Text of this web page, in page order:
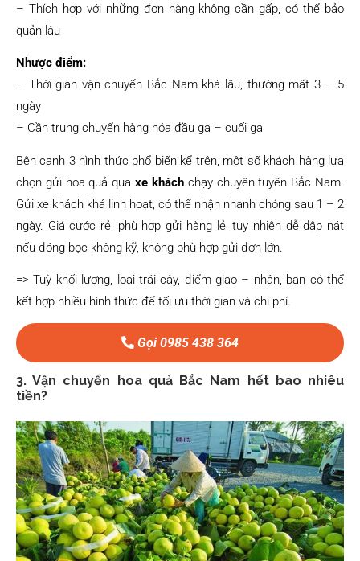
– Thích hợp với những đơn hàng không cần gấp, có thể bảo
quản lâu
Nhược điểm:
– Thời gian vận chuyển Bắc Nam khá lâu, thường mất 3 – 5
ngày
– Cần trung chuyển hàng hóa đầu ga – cuối ga
Bên cạnh 3 hình thức phổ biến kể trên, một số khách hàng lựa
chọn gửi hoa quả qua xe kháchchạy chuyên tuyến Bắc Nam.
Gửi xe khách khá linh hoạt, có thể nhận nhanh chóng sau 1 – 2
ngày. Giá cước rẻ, phù hợp gửi hàng lẻ, tuy nhiên dễ dập nát
nếu đóng bọc không kỹ, không phù hợp gửi đơn lớn.
=> Tuỳ khối lượng, loại trái cây, điểm giao – nhận, bạn có thể
kết hợp nhiều hình thức để tối ưu thời gian và chi phí.
Gọi 0985 438 364
3. Vận chuyển hoa quả Bắc Nam hết bao nhiêu
tiền?